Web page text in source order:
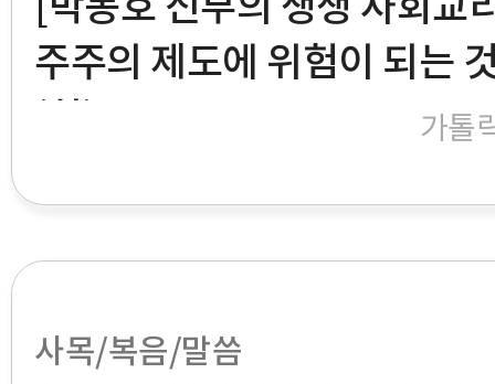
주주의 제도에 위험이 되는
가톨
사목/복음/말씀